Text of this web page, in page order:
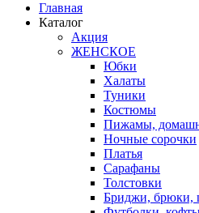
Главная
Каталог
Акция
ЖЕНСКОЕ
Юбки
Халаты
Туники
Костюмы
Пижамы,
Ночные сорочки
Платья
Сарафаны
Толстовки
Бриджи, брюки,